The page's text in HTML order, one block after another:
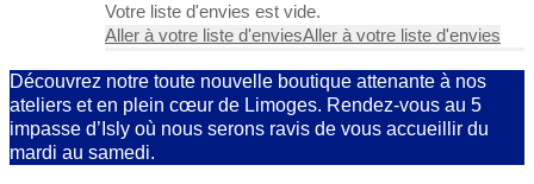
Votre liste d'envies est vide.
Aller à votre liste d'enviesAller à votre liste d'envies
Découvrez notre toute nouvelle boutique attenante à nos
ateliers et en plein cœur de Limoges. Rendez-vous au 5
impasse d’Isly où nous serons ravis de vous accueillir du
mardi au samedi.